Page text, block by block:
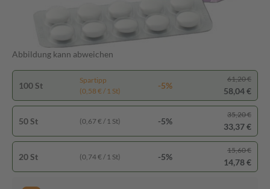
Abbildung kann abweichen
100 St
Spartipp
(0,58 € / 1 St)
-5%
61,20 €
58,04 €
50 St (0,67 € / 1 St) -5%
35,20 €
33,37 €
20 St (0,74 € / 1 St) -5%
15,60 €
14,78 €